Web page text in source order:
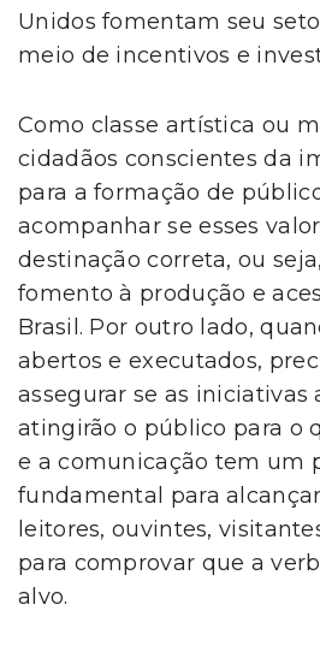
Unidos fomentam seu
meio de incentivos e
Como classe artística ou
cidadãos conscientes da
para a formação de
acompanhar se esses
destinação correta, ou
fomento à produção e
Brasil. Por outro lado,
abertos e executados,
assegurar se as iniciativas
atingirão o público para o
e a comunicação tem um
fundamental para
leitores, ouvintes,
para comprovar que a
alvo.